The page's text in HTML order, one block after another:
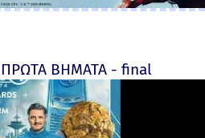
ΠΡΩΤΑ ΒΗΜΑΤΑ - final